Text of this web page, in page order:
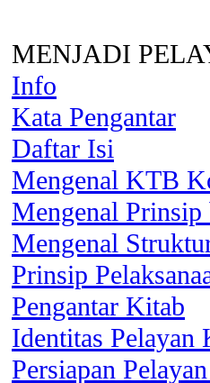
MENJADI
Info
Kata Pengantar
Daftar Isi
Mengenal KTB
Mengenal
Mengenal
Prinsip
Pengantar Kitab
Identitas Pelayan
Persiapan